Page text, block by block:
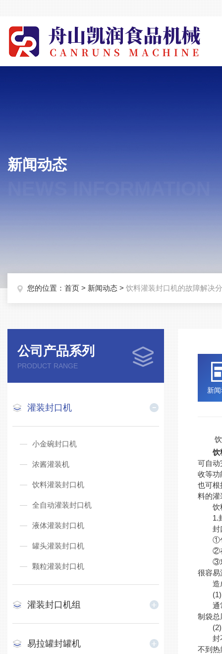
新闻动态
您的位置： 首页 > 新闻动态 > 饮料灌装封口机的故障解决
公司产品系列
PRODUCT RANGE
灌装封口机
小金碗封口机
浓酱灌装机
饮料灌装封口机
全自动灌装封口机
液体灌装封口机
罐头灌装封口机
颗粒灌装封口机
灌装封口机组
易拉罐封罐机
新
饮料
饮
可自动
收等功
也可根
料的灌
饮料
1.封
封口
①包
②在
③对
很容易
造成
(1)
通常
制袋总
(2)
封不
不到热